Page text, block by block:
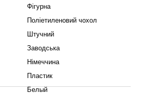
Фігурна
Поліетиленовий чохол
Штучний
Заводська
Німеччина
Пластик
Белый